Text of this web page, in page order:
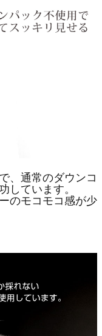
、通常のダウンコ
しています。
のモコモコ感が少